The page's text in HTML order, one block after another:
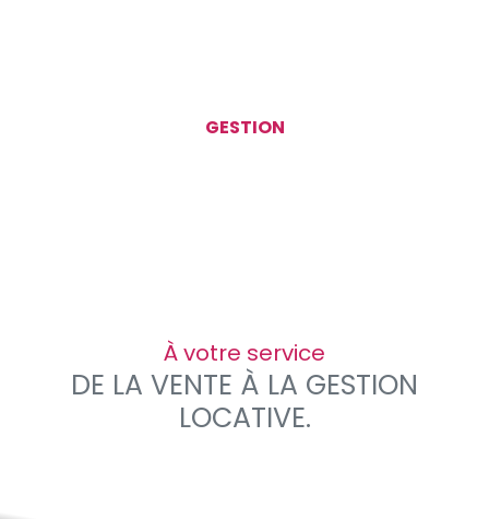
GESTION
À votre service
DE LA VENTE À LA GESTION
LOCATIVE.